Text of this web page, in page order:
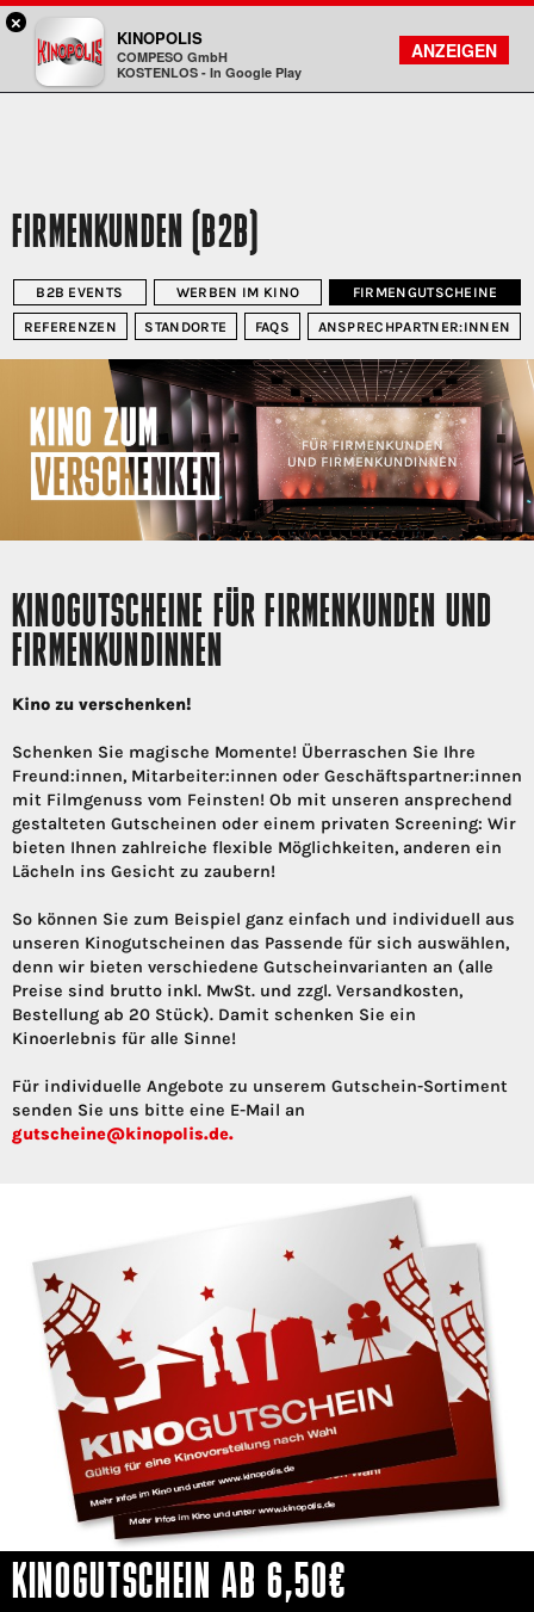
Kinopolis
FILMSUCHE
KONTO
FIRMENKUNDEN (B2B)
B2B EVENTS WERBEN IM KINO FIRMENGUTSCHEINE
REFERENZEN STANDORTE FAQS ANSPRECHPARTNER:INNEN
KINOGUTSCHEINE FÜR FIRMENKUNDEN UND
FIRMENKUNDINNEN
Kino zu verschenken!
Schenken Sie magische Momente! Überraschen Sie Ihre
Freund:innen, Mitarbeiter:innen oder Geschäftspartner:innen
mit Filmgenuss vom Feinsten! Ob mit unseren ansprechend
gestalteten Gutscheinen oder einem privaten Screening: Wir
bieten Ihnen zahlreiche flexible Möglichkeiten, anderen ein
Lächeln ins Gesicht zu zaubern!
So können Sie zum Beispiel ganz einfach und individuell aus
unseren Kinogutscheinen das Passende für sich auswählen,
denn wir bieten verschiedene Gutscheinvarianten an (alle
Preise sind brutto inkl. MwSt. und zzgl. Versandkosten,
Bestellung ab 20 Stück). Damit schenken Sie ein
Kinoerlebnis für alle Sinne!
Für individuelle Angebote zu unserem Gutschein-Sortiment
senden Sie uns bitte eine E-Mail an
gutscheine@kinopolis.de.
KINOGUTSCHEIN AB 6,50€
×
KINOPOLIS
COMPESO GmbH
KOSTENLOS - In Google Play
ANZEIGEN